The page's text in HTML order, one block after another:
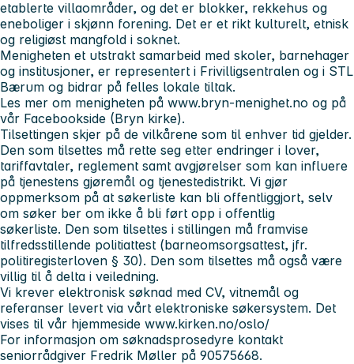
etablerte villaområder, og det er blokker, rekkehus og
eneboliger i skjønn forening. Det er et rikt kulturelt, etnisk
og religiøst mangfold i soknet.
Menigheten et utstrakt samarbeid med skoler, barnehager
og institusjoner, er representert i Frivilligsentralen og i STL
Bærum og bidrar på felles lokale tiltak.
Les mer om menigheten på www.bryn-menighet.no og på
vår Facebookside (Bryn kirke).
Tilsettingen skjer på de vilkårene som til enhver tid gjelder.
Den som tilsettes må rette seg etter endringer i lover,
tariffavtaler, reglement samt avgjørelser som kan influere
på tjenestens gjøremål og tjenestedistrikt. Vi gjør
oppmerksom på at søkerliste kan bli offentliggjort, selv
om søker ber om ikke å bli ført opp i offentlig
søkerliste. Den som tilsettes i stillingen må framvise
tilfredsstillende politiattest (barneomsorgsattest, jfr.
politiregisterloven § 30). Den som tilsettes må også være
villig til å delta i veiledning.
Vi krever elektronisk søknad med CV, vitnemål og
referanser levert via vårt elektroniske søkersystem. Det
vises til vår hjemmeside www.kirken.no/oslo/
For informasjon om søknadsprosedyre kontakt
seniorrådgiver Fredrik Møller på 90575668.